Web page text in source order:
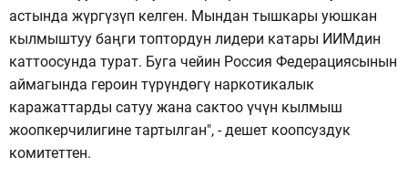
астында жүргүзүп келген. Мындан тышкары уюшкан
кылмыштуу баңги топтордун лидери катары ИИМдин
каттоосунда турат. Буга чейин Россия Федерациясынын
аймагында героин түрүндөгү наркотикалык
каражаттарды сатуу жана сактоо үчүн кылмыш
жоопкерчилигине тартылган", - дешет коопсуздук
комитеттен.